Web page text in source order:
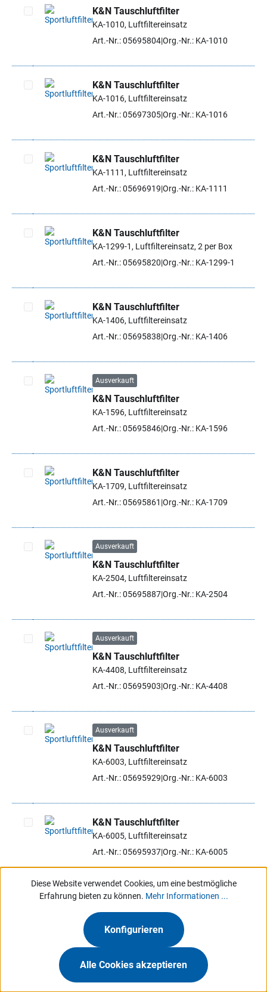
Artikel auswählen
K&N Tauschluftfilter
KA-1010, Luftfiltereinsatz
Art.-Nr.: 05695804Org.-Nr.: KA-1010
Artikel auswählen
K&N Tauschluftfilter
KA-1016, Luftfiltereinsatz
Art.-Nr.: 05697305Org.-Nr.: KA-1016
Artikel auswählen
K&N Tauschluftfilter
KA-1111, Luftfiltereinsatz
Art.-Nr.: 05696919 Org.-Nr.: KA-1111
Artikel auswählen
K&N Tauschluftfilter
KA-1299-1, Luftfiltereinsatz, 2 per Box
Art.-Nr.: 05695820 Org.-Nr.: KA-1299-1
Artikel auswählen
K&N Tauschluftfilter
KA-1406, Luftfiltereinsatz
Art.-Nr.: 05695838 Org.-Nr.: KA-1406
Artikel auswählen
Ausverkauft
K&N Tauschluftfilter
KA-1596, Luftfiltereinsatz
Art.-Nr.: 05695846Org.-Nr.: KA-1596
Artikel auswählen
K&N Tauschluftfilter
KA-1709, Luftfiltereinsatz
Art.-Nr.: 05695861 Org.-Nr.: KA-1709
Artikel auswählen
Ausverkauft
K&N Tauschluftfilter
KA-2504, Luftfiltereinsatz
Art.-Nr.: 05695887Org.-Nr.: KA-2504
Artikel auswählen
Ausverkauft
K&N Tauschluftfilter
KA-4408, Luftfiltereinsatz
Art.-Nr.: 05695903 Org.-Nr.: KA-4408
Artikel auswählen
Ausverkauft
K&N Tauschluftfilter
KA-6003, Luftfiltereinsatz
Art.-Nr.: 05695929 Org.-Nr.: KA-6003
Artikel auswählen
K&N Tauschluftfilter
KA-6005, Luftfiltereinsatz
Art.-Nr.: 05695937Org.-Nr.: KA-6005
Artikel auswählen
K&N Tauschluftfilter
Art.-Nr.: 05695945
Org.-Nr.: KA-6007
Ausverkauft
Diese Website verwendet Cookies, um eine bestmögliche
Erfahrung bieten zu können. Mehr Informationen ...
Konfigurieren
Alle Cookies akzeptieren